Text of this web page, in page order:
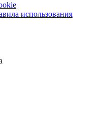
использования